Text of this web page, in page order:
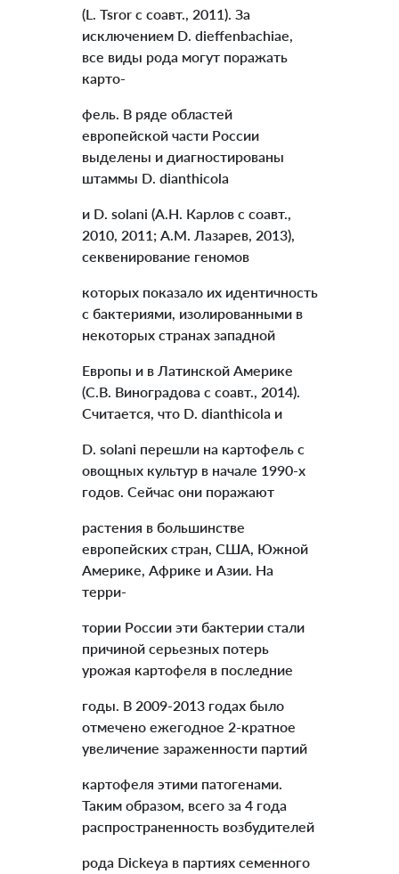
(L. Tsror с соавт., 2011). За
исключением D. dieffenbachiae,
все виды рода могут поражать
карто-
фель. В ряде областей
европейской части России
выделены и диагностированы
штаммы D. dianthicola
и D. solani (А.Н. Карлов с соавт.,
2010, 2011; А.М. Лазарев, 2013),
секвенирование геномов
которых показало их идентичность
с бактериями, изолированными в
некоторых странах западной
Европы и в Латинской Америке
(С.В. Виноградова с соавт., 2014).
Считается, что D. dianthicola и
D. solani перешли на картофель с
овощных культур в начале 1990-х
годов. Сейчас они поражают
растения в большинстве
европейских стран, США, Южной
Америке, Африке и Азии. На
терри-
тории России эти бактерии стали
причиной серьезных потерь
урожая картофеля в последние
годы. В 2009-2013 годах было
отмечено ежегодное 2-кратное
увеличение зараженности партий
картофеля этими патогенами.
Таким образом, всего за 4 года
распространенность возбудителей
рода Dickeya в партиях семенного